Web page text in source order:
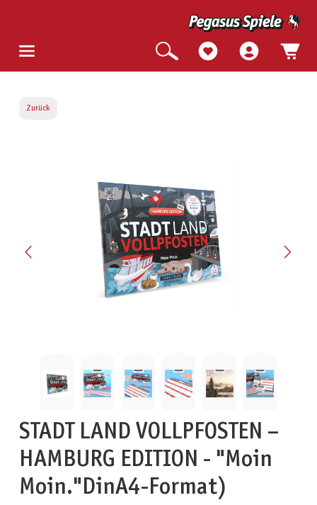
Zurück
STADT LAND VOLLPFOSTEN –
HAMBURG EDITION - "Moin
Moin."DinA4-Format)